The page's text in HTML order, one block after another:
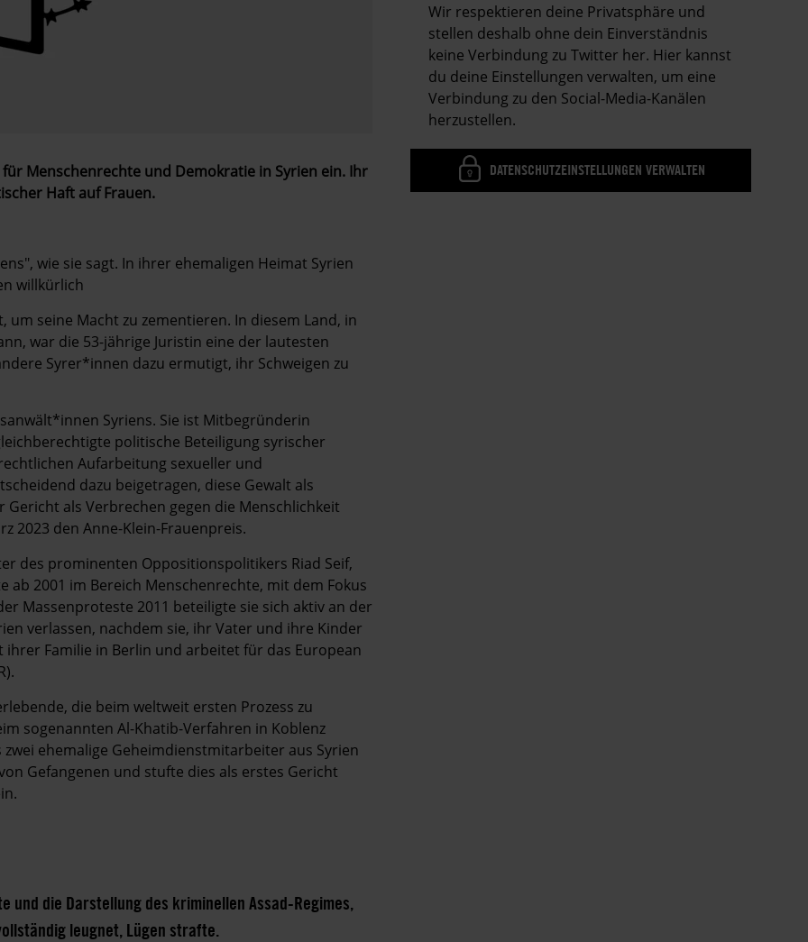
Menschenrechte und Demokratie in Syrien ein. Ihr
Haft auf Frauen.
wie sie sagt. In ihrer ehemaligen Heimat Syrien
willkürlich
­seine Macht zu zementieren. In diesem Land, in
war die 53-jährige Juristin eine der lautesten
Syrer*innen dazu ermutigt, ihr Schweigen zu
Syriens. Sie ist Mitbegründerin
politische Beteiligung syrischer
Aufarbeitung sexueller und
dazu beigetragen, diese Gewalt als
als Verbrechen gegen die Menschlichkeit
2023 den Anne-Klein-Frauenpreis.
des prominenten Oppositionspolitikers Riad Seif,
2001 im Bereich Menschenrechte, mit dem Fokus
Massenproteste 2011 beteiligte sie sich aktiv an der
verlassen, nachdem sie, ihr Vater und ihre Kinder
Familie in Berlin und arbeitet für das European
die beim weltweit ersten Prozess zu
sogenannten Al-Khatib-Verfahren in Koblenz
ehemalige Geheimdienstmitarbeiter aus Syrien
Gefangenen und stufte dies als erstes Gericht
und die Darstellung des kriminellen Assad-Regimes,
leugnet, Lügen strafte.
Wir respektieren deine Privatsphäre und
stellen deshalb ohne dein Einverständnis
keine Verbindung zu Twitter her. Hier kannst
du deine Einstellungen verwalten, um eine
Verbindung zu den Social-Media-Kanälen
herzustellen.
DATENSCHUTZEINSTELLUNGEN VERWALTEN